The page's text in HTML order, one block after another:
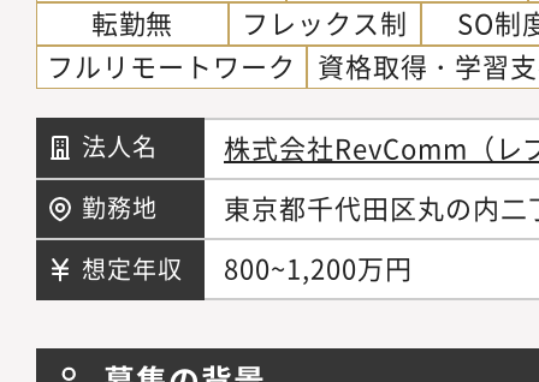
転勤無
フレックス制
SO制
フルリモートワーク
資格取得・学習
法人名 株式会社RevComm（レ
勤務地 東京都千代田区丸の内
想定年収 800~1,200万円